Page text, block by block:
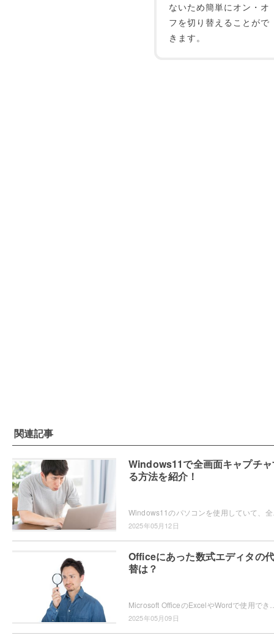
ないため簡単にオン・オ
フを切り替えることがで
きます。
関連記事
Windows11で全画面キャプチ
る方法を紹介！
2025年05月12日
Officeにあった数式エディタの代
替は？
2025年05月09日